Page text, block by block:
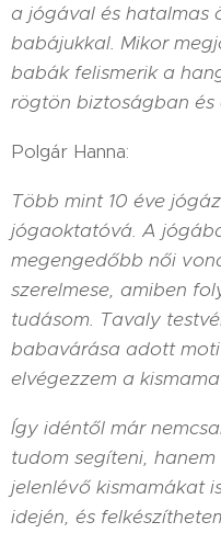
a jógával és hatalmas
babájukkal. Mikor
babák felismerik a
rögtön biztoságban
Polgár Hanna:
Több mint 10 éve
jógaoktatóvá. A
megengedőbb női
szerelmese, amiben
tudásom. Tavaly
babavárása adott
elvégezzem a
Így idéntől már
tudom segíteni,
jelenlévő kismamákat
idején, és